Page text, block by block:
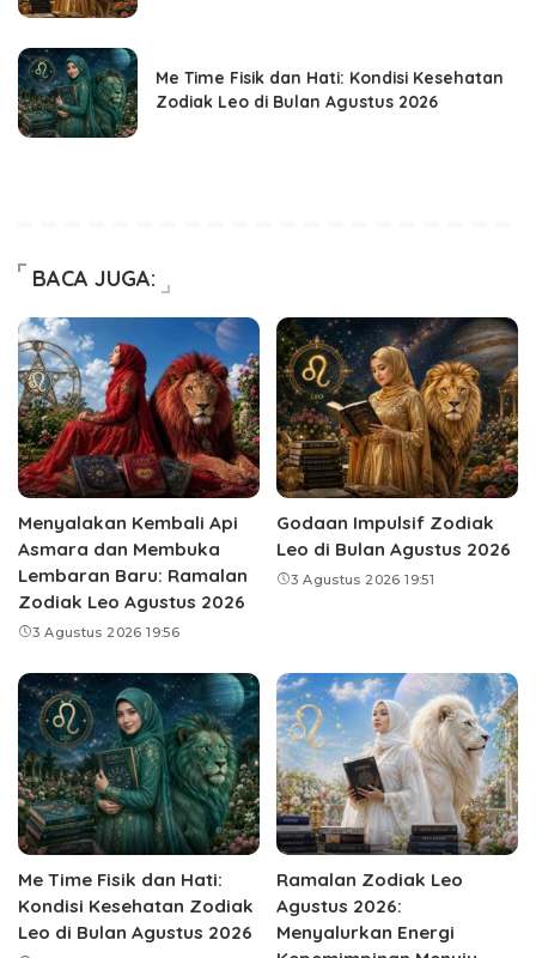
Me Time Fisik dan Hati: Kondisi Kesehatan
Zodiak Leo di Bulan Agustus 2026
BACA JUGA:
Menyalakan Kembali Api
Asmara dan Membuka
Lembaran Baru: Ramalan
Zodiak Leo Agustus 2026
3 Agustus 2026 19:56
Godaan Impulsif Zodiak
Leo di Bulan Agustus 2026
3 Agustus 2026 19:51
Me Time Fisik dan Hati:
Kondisi Kesehatan Zodiak
Leo di Bulan Agustus 2026
Ramalan Zodiak Leo
Agustus 2026:
Menyalurkan Energi